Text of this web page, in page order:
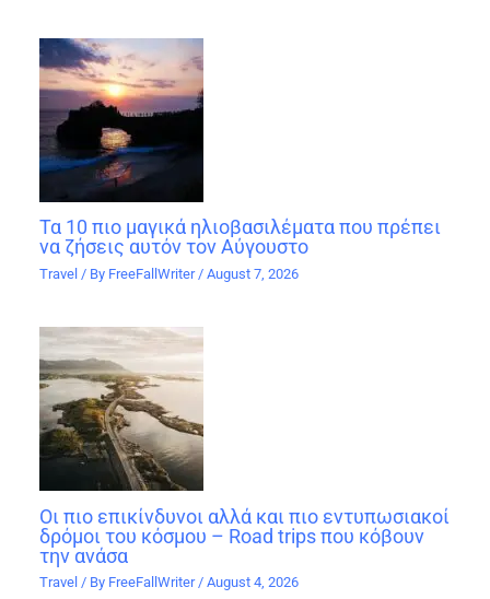
Τα 10 πιο μαγικά ηλιοβασιλέματα που πρέπει
να ζήσεις αυτόν τον Αύγουστο
Travel / By FreeFallWriter /August 7, 2026
Οι πιο επικίνδυνοι αλλά και πιο εντυπωσιακοί
δρόμοι του κόσμου – Road trips που κόβουν
την ανάσα
Travel / By FreeFallWriter/August 4, 2026